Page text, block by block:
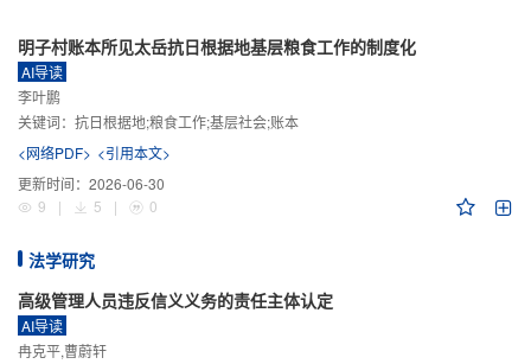
明子村账本所见太岳抗日根据地基层粮食工作的制度化
AI导读
李叶鹏
关键词： 抗日根据地;粮食工作;基层社会;账本
<网络PDF> <引用本文>
更新时间： 2026-06-30
9
| 5 | 0
法学研究
高级管理人员违反信义义务的责任主体认定
AI导读
冉克平,曹蔚轩